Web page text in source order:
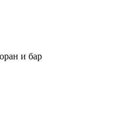
и бар